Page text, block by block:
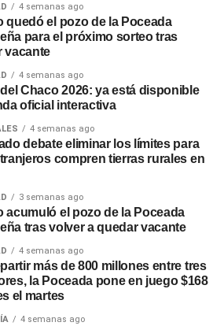
4 semanas ago
quedó el pozo de la Poceada
para el próximo sorteo tras
vacante
4 semanas ago
Chaco 2026: ya está disponible
oficial interactiva
4 semanas ago
debate eliminar los límites para
compren tierras rurales en
3 semanas ago
acumuló el pozo de la Poceada
tras volver a quedar vacante
4 semanas ago
más de 800 millones entre tres
la Poceada pone en juego $168
el martes
4 semanas ago